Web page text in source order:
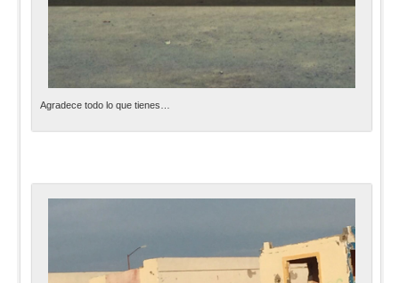
Agradece todo lo que tienes…